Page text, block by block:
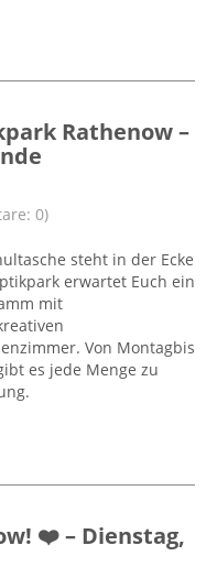
Rathenow –
0)
steht in der Ecke
erwartet Euch ein
mit
Von Montagbis
es jede Menge zu
❤️ – Dienstag,